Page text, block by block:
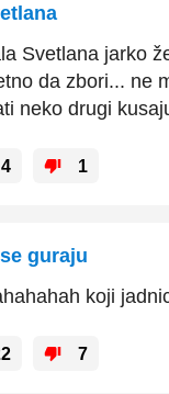
Svetlana jarko
da zbori... ne
neko drugi
4 1
guraju
koji
7